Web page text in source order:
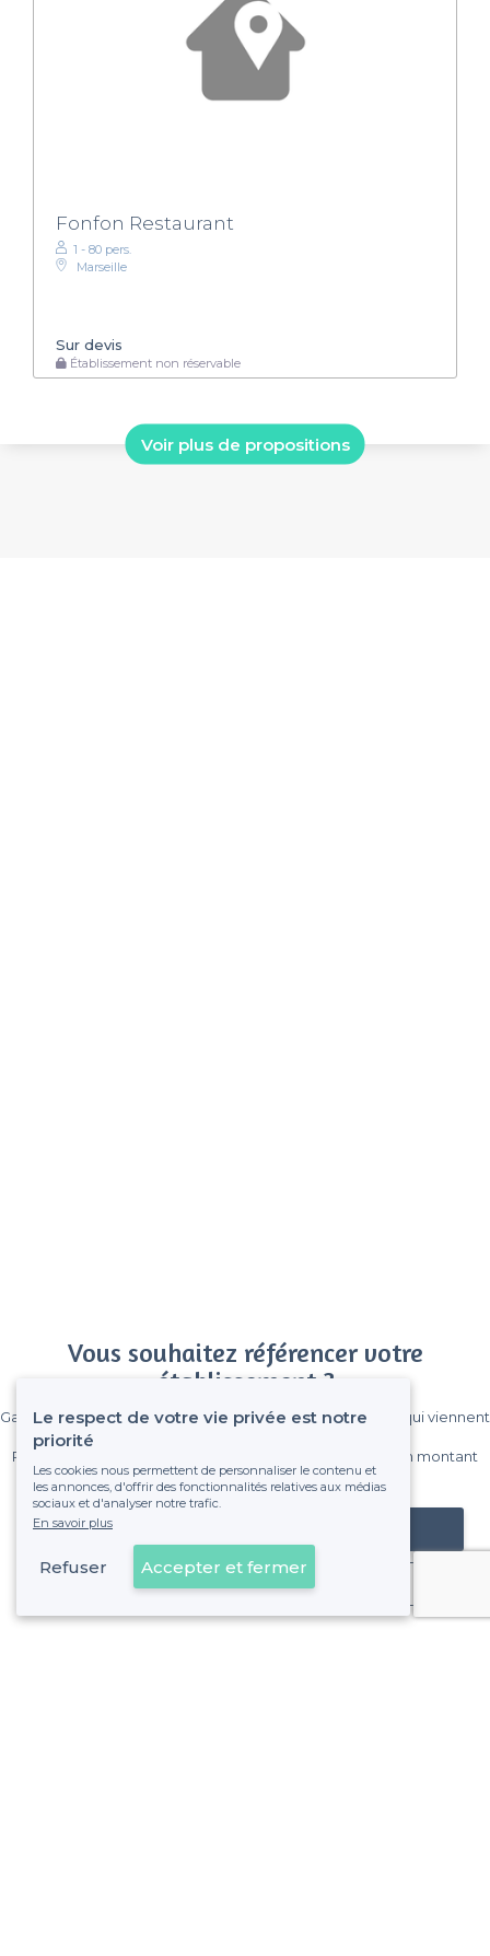
Fonfon Restaurant
1 - 80 pers.
Marseille
Sur devis
Établissement non réservable
Voir plus de propositions
Vous souhaitez référencer votre
établissement ?
Gagnez de nombreux clients parmi le million de visiteurs qui viennent
Pas de commissions et sans engagement, vous payez un montant
fixe sans risque de voir déraper la facture.
Référencer mon établissement
Déjà client
Le respect de votre vie privée est notre
priorité
Les cookies nous permettent de personnaliser le contenu et
les annonces, d'offrir des fonctionnalités relatives aux médias
sociaux et d'analyser notre trafic.
En savoir plus
Refuser Accepter et fermer